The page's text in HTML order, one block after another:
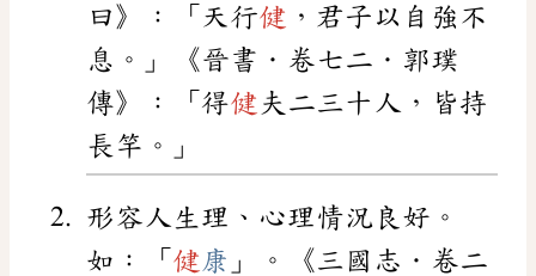
曰》：「天行健 ，君子以自強不
息。」《晉書．卷七二．郭璞
傳》：「得健 夫二三十人，皆持
長竿。」
形容人生理、心理情況良好。
如：「 健 康 」。《三國志．卷二